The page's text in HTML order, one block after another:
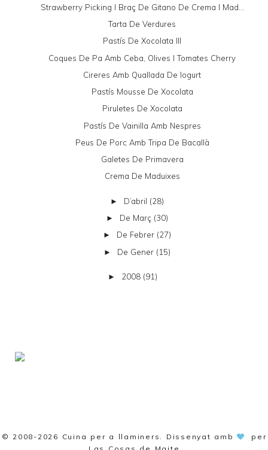
Strawberry Picking I Braç De Gitano De Crema I Mad...
Tarta De Verdures
Pastís De Xocolata III
Coques De Pa Amb Ceba, Olives I Tomates Cherry
Cireres Amb Quallada De Iogurt
Pastís Mousse De Xocolata
Piruletes De Xocolata
Pastís De Vainilla Amb Nespres
Peus De Porc Amb Tripa De Bacallà
Galetes De Primavera
Crema De Maduixes
► D’abril (28)
► De Març (30)
► De Febrer (27)
► De Gener (15)
► 2008 (91)
© 2008-2026 Cuina per a llaminers . Dissenyat amb
per